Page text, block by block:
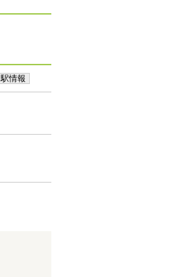
駅情報